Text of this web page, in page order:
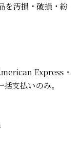
を汚損・破損・紛
Express・
支払いのみ。